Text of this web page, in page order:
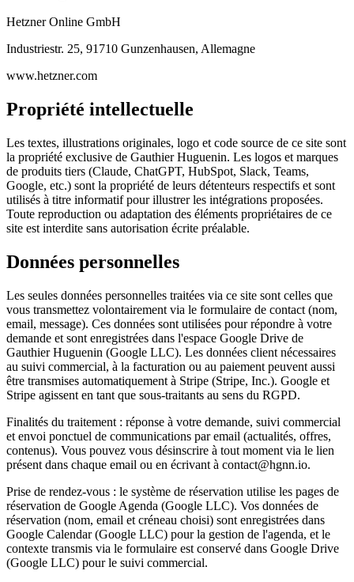
Hetzner Online GmbH
Industriestr. 25, 91710 Gunzenhausen, Allemagne
www.hetzner.com
Propriété intellectuelle
Les textes, illustrations originales, logo et code source de ce site sont
la propriété exclusive de Gauthier Huguenin. Les logos et marques
de produits tiers (Claude, ChatGPT, HubSpot, Slack, Teams,
Google, etc.) sont la propriété de leurs détenteurs respectifs et sont
utilisés à titre informatif pour illustrer les intégrations proposées.
Toute reproduction ou adaptation des éléments propriétaires de ce
site est interdite sans autorisation écrite préalable.
Données personnelles
Les seules données personnelles traitées via ce site sont celles que
vous transmettez volontairement via le formulaire de contact (nom,
email, message). Ces données sont utilisées pour répondre à votre
demande et sont enregistrées dans l'espace Google Drive de
Gauthier Huguenin (Google LLC). Les données client nécessaires
au suivi commercial, à la facturation ou au paiement peuvent aussi
être transmises automatiquement à Stripe (Stripe, Inc.). Google et
Stripe agissent en tant que sous-traitants au sens du RGPD.
Finalités du traitement : réponse à votre demande, suivi commercial
et envoi ponctuel de communications par email (actualités, offres,
contenus). Vous pouvez vous désinscrire à tout moment via le lien
présent dans chaque email ou en écrivant à contact@hgnn.io.
Prise de rendez-vous : le système de réservation utilise les pages de
réservation de Google Agenda (Google LLC). Vos données de
réservation (nom, email et créneau choisi) sont enregistrées dans
Google Calendar (Google LLC) pour la gestion de l'agenda, et le
contexte transmis via le formulaire est conservé dans Google Drive
(Google LLC) pour le suivi commercial.